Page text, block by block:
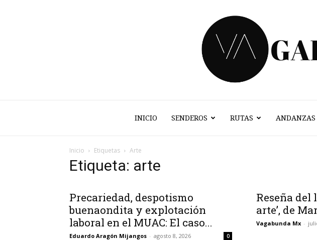
INICIO SENDEROS RUTAS ANDANZAS
Inicio Etiquetas Arte
Etiqueta: arte
Precariedad, despotismo
buenaondita y explotación
laboral en el MUAC: El caso...
Eduardo Aragón Mijangos - agosto 8, 2026 0
Reseña del
arte’, de
Vagabunda Mx -